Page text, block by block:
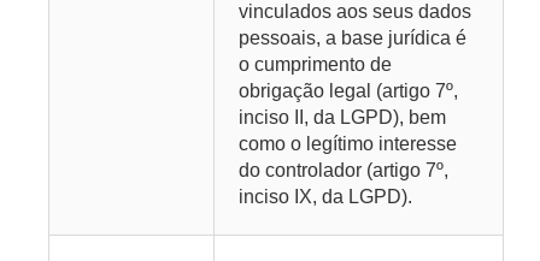
vinculados aos seus dados
pessoais, a base jurídica é
o cumprimento de
obrigação legal (artigo 7º,
inciso II, da LGPD), bem
como o legítimo interesse
do controlador (artigo 7º,
inciso IX, da LGPD).